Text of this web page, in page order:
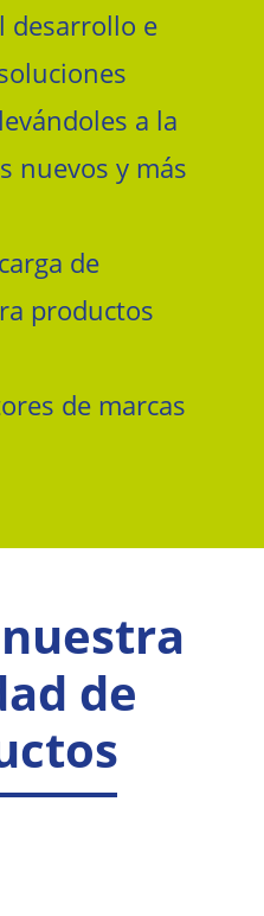
desarrollo e
a la
nuevos y más
de
productos
de marcas
de